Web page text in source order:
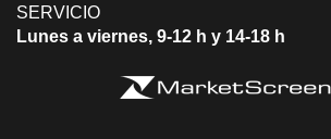
SERVICIO
Lunes a viernes, 9-12 h y 14-18 h